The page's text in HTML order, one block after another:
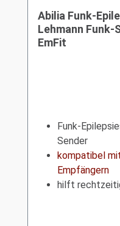
Abilia Funk-
Lehmann Funk-
EmFit
Funk-
Sender
kompatibel
Empfängern
hilft